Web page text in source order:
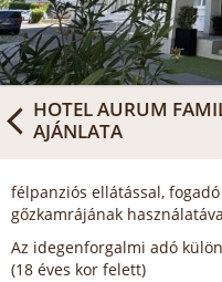
HOTEL AURUM
AJÁNLATA
félpanziós ellátással,
gőzkamrájának
Az idegenforgalmi adó
(18 éves kor felett)